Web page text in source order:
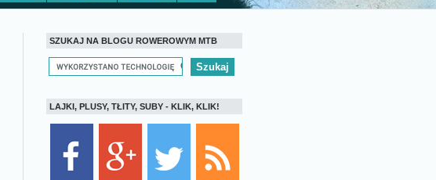
SZUKAJ NA BLOGU ROWEROWYM MTB
LAJKI, PLUSY, TŁITY, SUBY - KLIK, KLIK!